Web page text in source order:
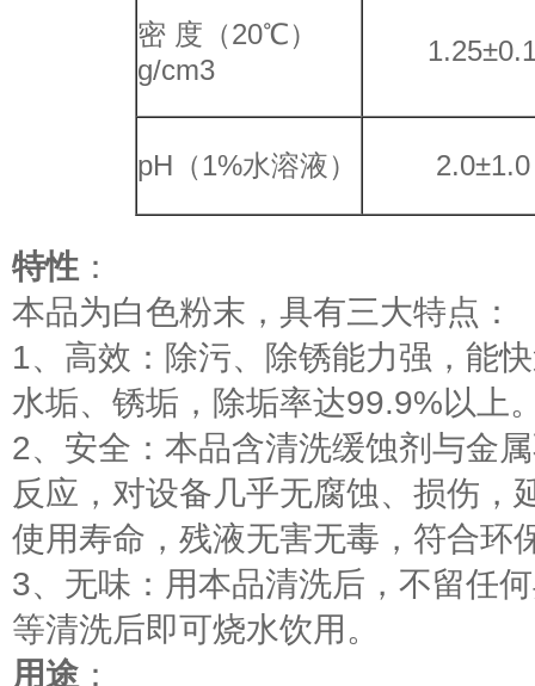
密 度（20℃）
g/cm3
pH（1%水溶液） 2.0±1.0
特性 ：
本品为白色粉末，具有三大特点：
1、高效：除污、除锈能力强，能
水垢、锈垢，除垢率达99.9%以上
2、安全：本品含清洗缓蚀剂与金
反应，对设备几乎无腐蚀、损伤，
使用寿命，残液无害无毒，符合环
3、无味：用本品清洗后，不留任
等清洗后即可烧水饮用。
用途 ：